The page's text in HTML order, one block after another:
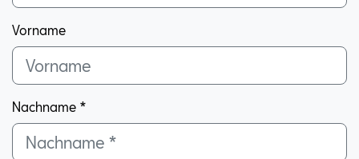
Vorname
Nachname *